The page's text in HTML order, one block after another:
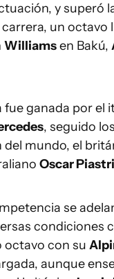
y superó
un octavo
Williamsen Bakú,
ganada por el
, seguido los
mundo, el
Oscar Piastri
se
condiciones
octavo con su
aunque